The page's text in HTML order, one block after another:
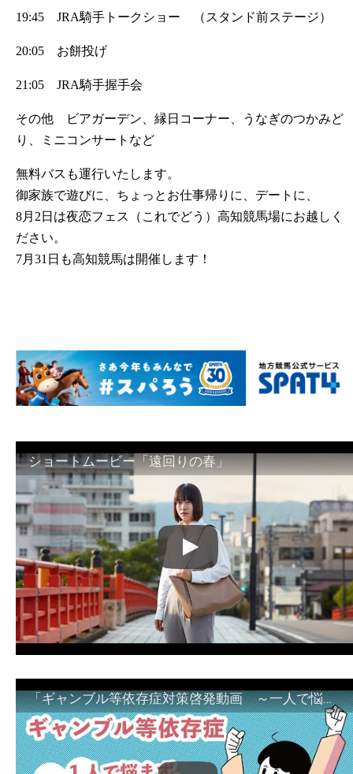
19:45 JRA騎手トークショー （スタンド前ステージ）
20:05 お餅投げ
21:05 JRA騎手握手会
その他 ビアガーデン、縁日コーナー、うなぎのつかみど
り、ミニコンサートなど
無料バスも運行いたします。
御家族で遊びに、ちょっとお仕事帰りに、デートに、
8月2日は夜恋フェス（これでどう）高知競馬場にお越しく
ださい。
7月31日も高知競馬は開催します！
ショートムービー「遠回りの春」
「ギャンブル等依存症対策啓発動画 ～一人で悩まず、家族で悩まず、まず！相談機関へ～」